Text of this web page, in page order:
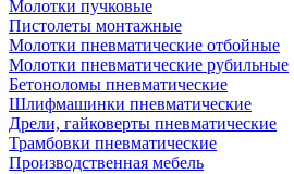
Молотки пучковые
Пистолеты монтажные
Молотки пневматические отбойные
Молотки пневматические рубильные
Бетоноломы пневматические
Шлифмашинки пневматические
Дрели, гайковерты пневматические
Трамбовки пневматические
Производственная мебель